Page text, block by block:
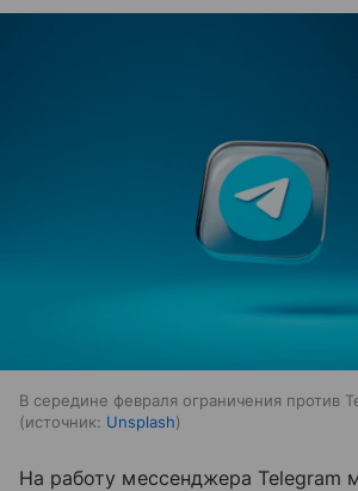
В середине февраля ограничения против
источник: Unsplash
На работу мессенджера Telegram